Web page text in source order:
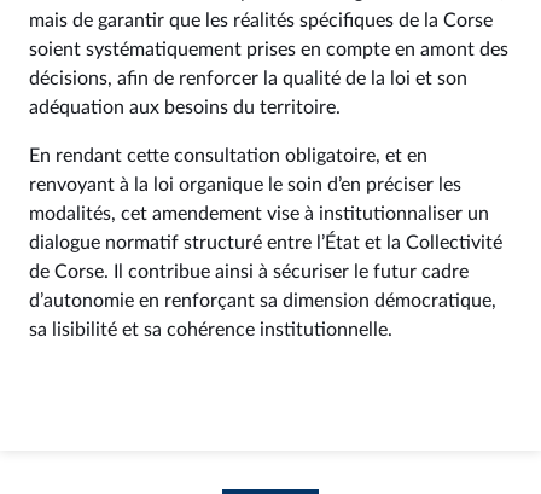
mais de garantir que les réalités spécifiques de la Corse
soient systématiquement prises en compte en amont des
décisions, afin de renforcer la qualité de la loi et son
adéquation aux besoins du territoire.
En rendant cette consultation obligatoire, et en
renvoyant à la loi organique le soin d’en préciser les
modalités, cet amendement vise à institutionnaliser un
dialogue normatif structuré entre l’État et la Collectivité
de Corse. Il contribue ainsi à sécuriser le futur cadre
d’autonomie en renforçant sa dimension démocratique,
sa lisibilité et sa cohérence institutionnelle.